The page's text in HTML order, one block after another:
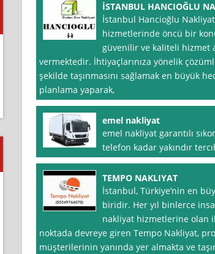
İSTANBUL HANCIOĞLU
İstanbul Hancioğlu
hizmetlerinde öncü bir
güvenilir ve kaliteli hizmet
vermektedir. İhtiyaçlarınıza yönelik
şekilde taşınmasını sağlamak en büyük
planlama yaparak,
emel nakliyat
emel nakliyat garantılı
telefon kadar yakındır
TEMPO NAKLIYAT
İstanbul, Türkiye’nin en
biridir. Her yıl binlerce
nakliyat hizmetlerine olan
noktada devreye giren Tempo Nakliyat,
müşterilerinin yanında yer almakta ve